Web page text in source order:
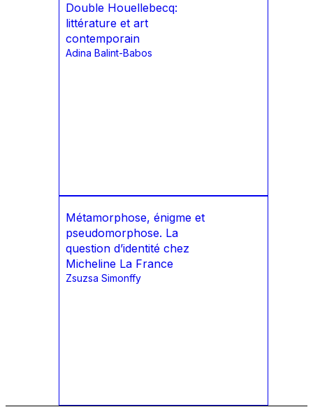
Double Houellebecq:
littérature et art
contemporain
Adina Balint-Babos
Métamorphose, énigme et
pseudomorphose. La
question d’identité chez
Micheline La France
Zsuzsa Simonffy